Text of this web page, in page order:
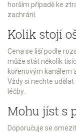
horším případě ke
zachrání.
Kolik stojí
Cena se liší podle
může stát několik
kořenovým kanálem
Vždy si nechte
léčby.
Mohu jíst s
Doporučuje se